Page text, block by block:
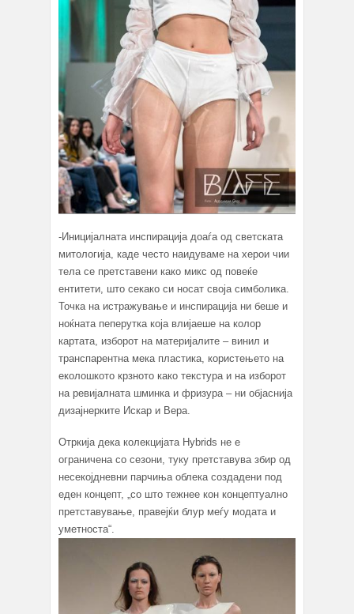
-Иницијалната инспирација доаѓа од светската
митологија, каде често наидуваме на херои чии
тела се претставени како микс од повеќе
ентитети, што секако си носат своја симболика.
Точка на истражување и инспирација ни беше и
ноќната пеперутка која влијаеше на колор
картата, изборот на материјалите – винил и
транспарентна мека пластика, користењето на
еколошкото крзното како текстура и на изборот
на ревијалната шминка и фризура – ни објаснија
дизајнерките Искар и Вера.
Отркија дека колекцијата Hybrids не е
ограничена со сезони, туку претставува збир од
несекојдневни парчиња облека создадени под
еден концепт, „со што тежнее кон концептуално
претставување, правејќи блур меѓу модата и
уметноста“.